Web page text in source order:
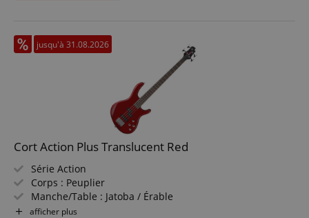
jusqu'à 31.08.2026
Cort Action Plus Translucent Red
Série Action
Corps : Peuplier
Manche/Table : Jatoba / Érable
Micros : Powersound PSEB1-5/F & PSEB1-5/R
afficher plus